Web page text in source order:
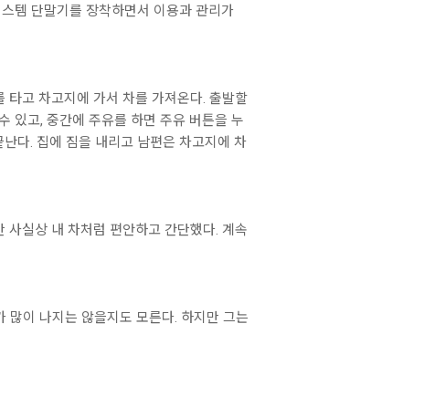
템 단말기를 장착하면서 이용과 관리가
타고 차고지에 가서 차를 가져온다. 출발할
있고, 중간에 주유를 하면 주유 버튼을 누
다. 집에 짐을 내리고 남편은 차고지에 차
실상 내 차처럼 편안하고 간단했다. 계속
많이 나지는 않을지도 모른다. 하지만 그는